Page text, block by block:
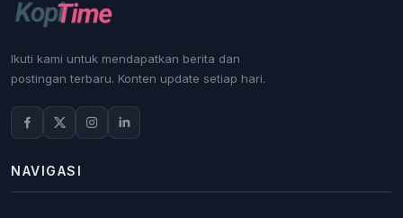
Ikuti kami untuk mendapatkan berita dan
postingan terbaru. Konten update setiap hari.
NAVIGASI